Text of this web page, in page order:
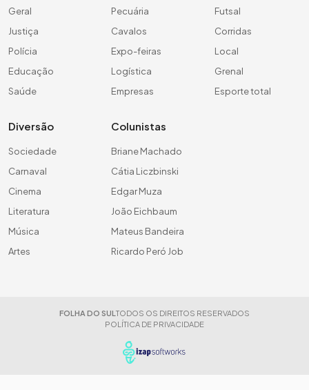
Geral
Justiça
Polícia
Educação
Saúde
Pecuária
Cavalos
Expo-feiras
Logística
Empresas
Futsal
Corridas
Local
Grenal
Esporte total
Diversão
Sociedade
Carnaval
Cinema
Literatura
Música
Artes
Colunistas
Briane Machado
Cátia Liczbinski
Edgar Muza
João Eichbaum
Mateus Bandeira
Ricardo Peró Job
FOLHA DO SUL TODOS OS DIREITOS RESERVADOS
POLÍTICA DE PRIVACIDADE